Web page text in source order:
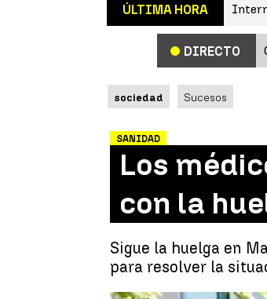
ÚLTIMA HORA
DIRECTO
sociedad Sucesos
SANIDAD
Los
con la
Sigue la huelga en
para resolver la